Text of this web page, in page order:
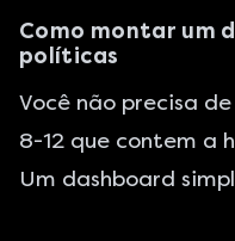
Como montar um
políticas
Você não precisa
8-12 que contem a
Um dashboard